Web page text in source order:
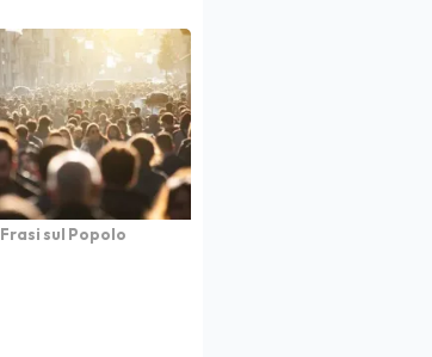
Frasi sul Popolo